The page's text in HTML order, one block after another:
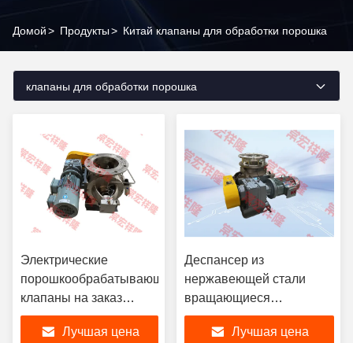
Домой> Продукты> Китай клапаны для обработки порошка
клапаны для обработки порошка
Электрические
порошкообрабатывающие
клапаны на заказ
Нержавеющая сталь
диспенсерЛучшая цена
Деспансер из
нержавеющей стали
вращающиеся
порошкообрабатывающие
клапаны пневматические
Лучшая цена